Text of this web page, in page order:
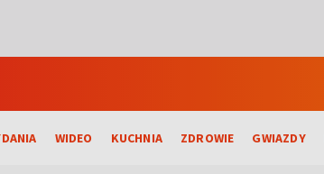
WIDEO KUCHNIA ZDROWIE GWIAZDY